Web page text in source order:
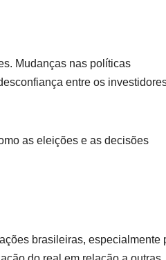
Mudanças nas políticas
entre os
as eleições e as decisões
brasileiras, especialmente